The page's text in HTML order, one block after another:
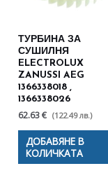
ТУРБИНА ЗА
СУШИЛНЯ
ELECTROLUX
ZANUSSI AEG
1366338018 ,
1366338026
62.63 € (122.49 лв.)
ДОБАВЯНЕ В
КОЛИЧКАТА